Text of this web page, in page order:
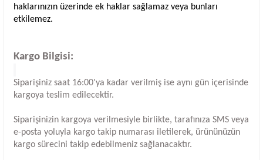
haklarınızın üzerinde ek haklar sağlamaz veya bunları
etkilemez.
Kargo Bilgisi:
Siparişiniz saat 16:00'ya kadar verilmiş ise aynı gün içerisinde
kargoya teslim edilecektir.
Siparişinizin kargoya verilmesiyle birlikte, tarafınıza SMS veya
e-posta yoluyla kargo takip numarası iletilerek, ürününüzün
kargo sürecini takip edebilmeniz sağlanacaktır.